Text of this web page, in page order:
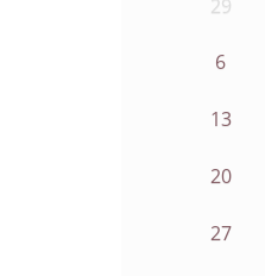
29
6
13
20
27